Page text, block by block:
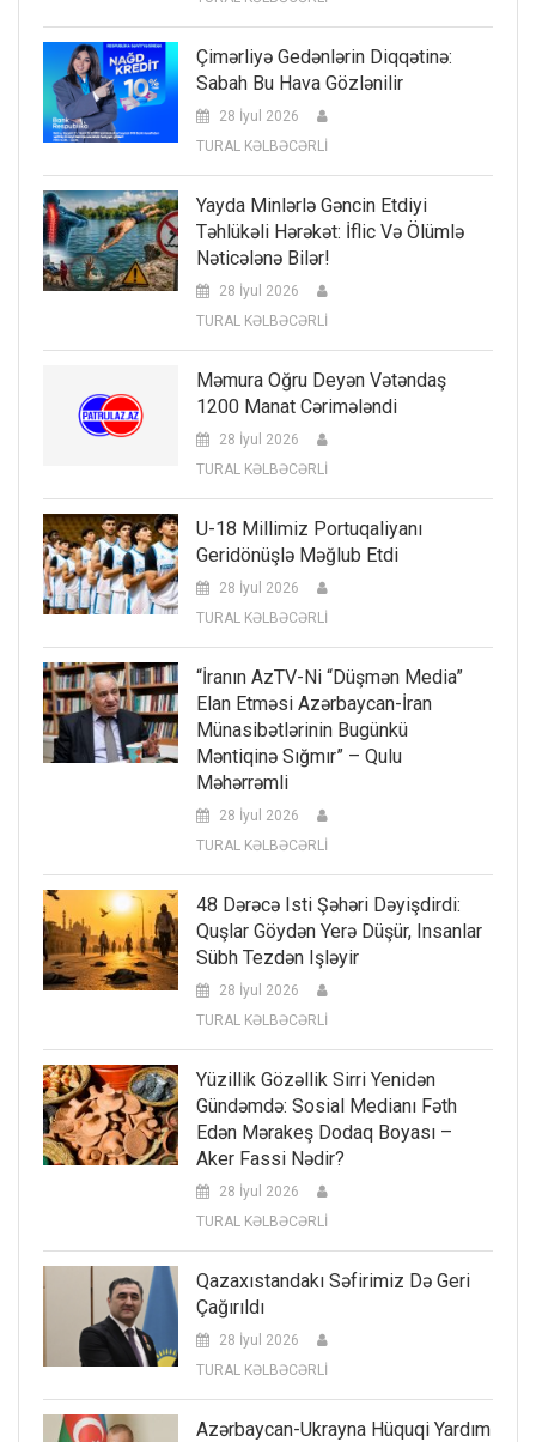
Çimərliyə Gedənlərin Diqqətinə:
Sabah Bu Hava Gözlənilir
28 İyul 2026
TURAL KƏLBƏCƏRLİ
Yayda Minlərlə Gəncin Etdiyi
Təhlükəli Hərəkət: İflic Və Ölümlə
Nəticələnə Bilər!
28 İyul 2026
TURAL KƏLBƏCƏRLİ
Məmura Oğru Deyən Vətəndaş
1200 Manat Cərimələndi
28 İyul 2026
TURAL KƏLBƏCƏRLİ
U-18 Millimiz Portuqaliyanı
Geridönüşlə Məğlub Etdi
28 İyul 2026
TURAL KƏLBƏCƏRLİ
“İranın AzTV-Ni “düşmən Media”
Elan Etməsi Azərbaycan-İran
Münasibətlərinin Bugünkü
Məntiqinə Sığmır” – Qulu
Məhərrəmli
28 İyul 2026
TURAL KƏLBƏCƏRLİ
48 Dərəcə Isti Şəhəri Dəyişdirdi:
Quşlar Göydən Yerə Düşür, Insanlar
Sübh Tezdən Işləyir
28 İyul 2026
TURAL KƏLBƏCƏRLİ
Yüzillik Gözəllik Sirri Yenidən
Gündəmdə: Sosial Medianı Fəth
Edən Mərakeş Dodaq Boyası –
Aker Fassi Nədir?
28 İyul 2026
TURAL KƏLBƏCƏRLİ
Qazaxıstandakı Səfirimiz Də Geri
Çağırıldı
28 İyul 2026
TURAL KƏLBƏCƏRLİ
Azərbaycan-Ukrayna Hüquqi Yardım